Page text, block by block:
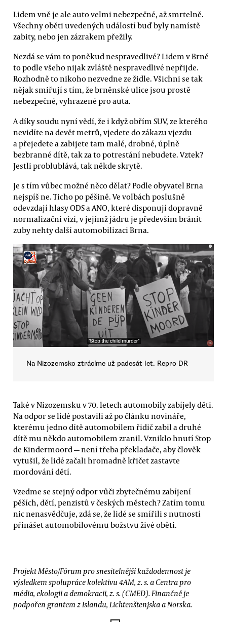
Lidem vně je ale auto velmi nebezpečné, až smrtelně.
Všechny oběti uvedených událostí buď byly namístě
zabity, nebo jen zázrakem přežily.
Nezdá se vám to poněkud nespravedlivé? Lidem v Brně
to podle všeho nijak zvláště nespravedlivé nepřijde.
Rozhodně to nikoho nezvedne ze židle. Všichni se tak
nějak smiřují s tím, že brněnské ulice jsou prostě
nebezpečné, vyhrazené pro auta.
A díky soudu nyní vědí, že i když obřím SUV, ze kterého
nevidíte na devět metrů, vjedete do zákazu vjezdu
a přejedete a zabijete tam malé, drobné, úplně
bezbranné dítě, tak za to potrestání nebudete. Vztek?
Jestli problublává, tak někde skrytě.
Je s tím vůbec možné něco dělat? Podle obyvatel Brna
nejspíš ne. Ticho po pěšině. Ve volbách poslušně
odevzdají hlasy ODS a ANO, které disponují dopravně
normalizační vizí, v jejímž jádru je především bránit
zuby nehty další automobilizaci Brna.
Na Nizozemsko ztrácíme už padesát let. Repro DR
Také v Nizozemsku v 70. letech automobily zabíjely děti.
Na odpor se lidé postavili až po článku novináře,
kterému jedno dítě automobilem řidič zabil a druhé
dítě mu někdo automobilem zranil. Vzniklo hnutí Stop
de Kindermoord — není třeba překladače, aby člověk
vytušil, že lidé začali hromadně křičet zastavte
mordování dětí.
Vzedme se stejný odpor vůči zbytečnému zabíjení
pěších, dětí, penzistů v českých městech? Zatím tomu
nic nenasvědčuje, zdá se, že lidé se smířili s nutností
přinášet automobilovému božstvu živé oběti.
Projekt Město/Fórum pro snesitelnější každodennost je
výsledkem spolupráce kolektivu 4AM, z. s. a Centra pro
média, ekologii a demokracii, z. s. (CMED). Finančně je
podpořen grantem z Islandu, Lichtenštenjska a Norska.